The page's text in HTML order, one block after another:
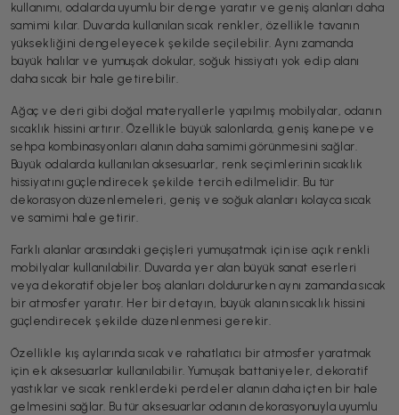
kullanımı, odalarda uyumlu bir denge yaratır ve geniş alanları daha
samimi kılar. Duvarda kullanılan sıcak renkler, özellikle tavanın
yüksekliğini dengeleyecek şekilde seçilebilir. Aynı zamanda
büyük halılar ve yumuşak dokular, soğuk hissiyatı yok edip alanı
daha sıcak bir hale getirebilir.
Ağaç ve deri gibi doğal materyallerle yapılmış mobilyalar, odanın
sıcaklık hissini artırır. Özellikle büyük salonlarda, geniş kanepe ve
sehpa kombinasyonları alanın daha samimi görünmesini sağlar.
Büyük odalarda kullanılan aksesuarlar, renk seçimlerinin sıcaklık
hissiyatını güçlendirecek şekilde tercih edilmelidir. Bu tür
dekorasyon düzenlemeleri, geniş ve soğuk alanları kolayca sıcak
ve samimi hale getirir.
Farklı alanlar arasındaki geçişleri yumuşatmak için ise açık renkli
mobilyalar kullanılabilir. Duvarda yer alan büyük sanat eserleri
veya dekoratif objeler boş alanları doldururken aynı zamanda sıcak
bir atmosfer yaratır. Her bir detayın, büyük alanın sıcaklık hissini
güçlendirecek şekilde düzenlenmesi gerekir.
Özellikle kış aylarında sıcak ve rahatlatıcı bir atmosfer yaratmak
için ek aksesuarlar kullanılabilir. Yumuşak battaniyeler, dekoratif
yastıklar ve sıcak renklerdeki perdeler alanın daha içten bir hale
gelmesini sağlar. Bu tür aksesuarlar odanın dekorasyonuyla uyumlu